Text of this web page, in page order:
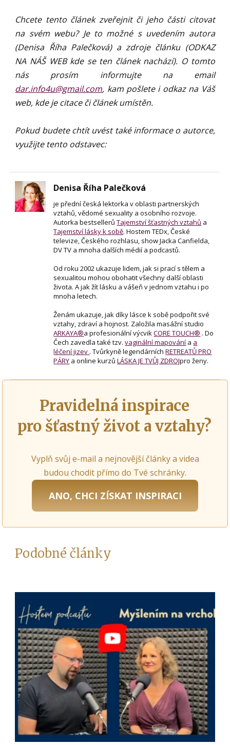
Chcete tento článek zveřejnit či jeho části citovat
na svém webu? Je to možné s uvedením autora
(Denisa Říha Palečková) a zdroje článku (ODKAZ
NA NÁŠ WEB kde se ten článek nachází). O tomto
nás prosím informujte na email
dar.info4u@gmail.com, kam pošlete i odkaz na Váš
web, kde je citace či článek umístěn.
Pokud budete chtít uvést také informace o autorce,
využijte tento odstavec:
Denisa Říha Palečková
je přední česká lektorka v oblasti partnerských
vztahů, vědomé sexuality a osobního rozvoje.
Autorka bestsellerůTajemství šťastných vztahů a
Tajemství lásky k sobě. Hostem TEDx, České
televize, Českého rozhlasu, show Jacka Canfielda,
DV TV a mnoha dalších médií a podcastů.
Od roku 2002 ukazuje lidem, jak si prací s tělem a
sexualitou mohou obohatit všechny další oblasti
života. A jak žít lásku a vášeň v jednom vztahu i po
mnoha letech.
Ženám ukazuje, jak díky lásce k sobě podpořit své
vztahy, zdraví a hojnost. Založila masážní studio
ARKAYA®a profesionální výcvikCORE TOUCH® . Do
Čech zavedla také tzv.vaginální mapování a a
léčení jizev . Tvůrkyně legendárníchRETREATŮ PRO
PÁRY a online kurzůLÁSKA JE TVŮJ ZDROJpro ženy.
Pravidelná inspirace
pro šťastný život a vztahy?
Vyplň svůj e-mail a nejnovější články a videa
budou chodit přímo do Tvé schránky.
ANO, CHCI ZÍSKAT INSPIRACI
Podobné články